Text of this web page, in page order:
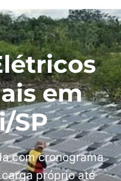
em
SP
com cronograma
próprio até